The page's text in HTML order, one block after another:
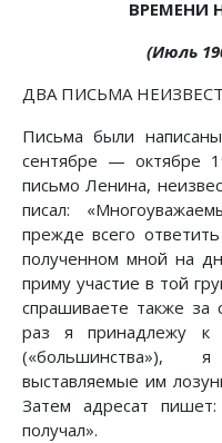
ВРЕМЕНИ
(Июль
ДВА ПИСЬМА
Письма были
сентябре — октябре
письмо Ленина,
писал:
прежде всего
полученном мной на
приму участие в той
спрашиваете также за
раз я принадлежу к
(«большинства»),
выставляемые им
Затем адресат
получал».